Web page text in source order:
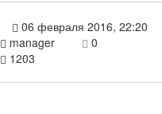
06 февраля 2016, 22:20
manager
0
1203